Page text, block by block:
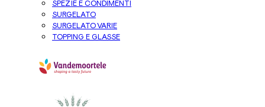
SPEZIE E CONDIMENTI
SURGELATO
SURGELATO VARIE
TOPPING E GLASSE